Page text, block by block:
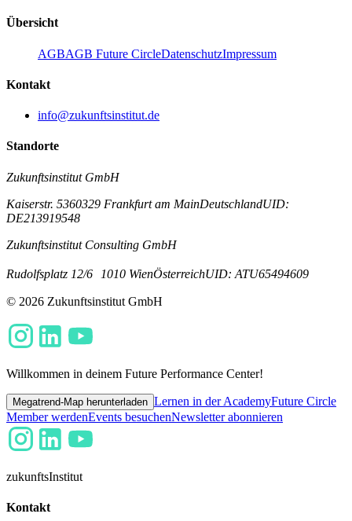
Übersicht
AGBAGB Future CircleDatenschutzImpressum
Kontakt
info@zukunftsinstitut.de
Standorte
Zukunftsinstitut GmbH
Kaiserstr. 5360329 Frankfurt am MainDeutschlandUID:
DE213919548
Zukunftsinstitut Consulting GmbH
Rudolfsplatz 12/6 1010 WienÖsterreichUID: ATU65494609
© 2026 Zukunftsinstitut GmbH
Willkommen in deinem Future Performance Center!
Megatrend-Map herunterladen Lernen in der AcademyFuture Circle
Member werdenEvents besuchenNewsletter abonnieren
zukunftsInstitut
Kontakt